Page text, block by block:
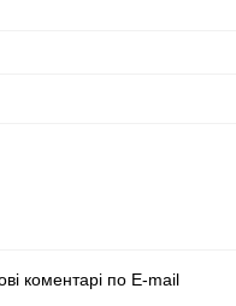
коментарі по E-mail